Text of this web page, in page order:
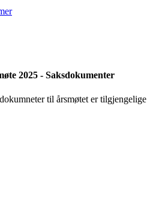
2025 - Saksdokumenter
til årsmøtet er tilgjengelige